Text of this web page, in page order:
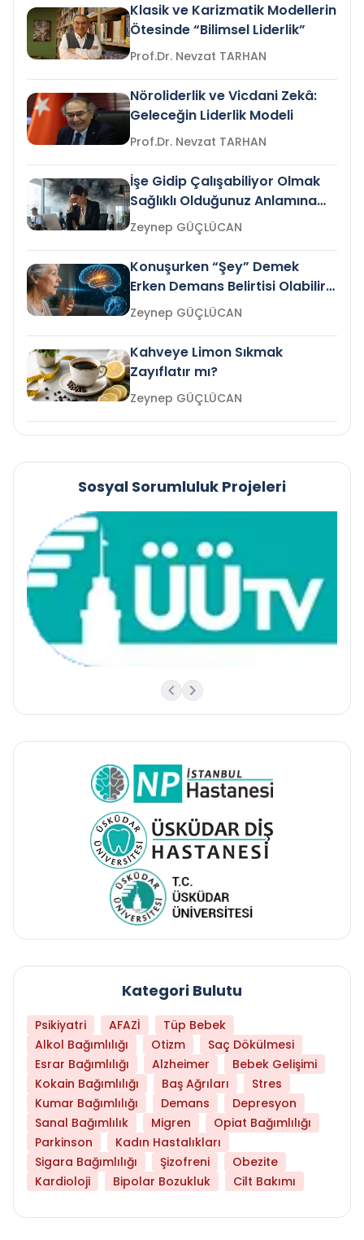
Klasik ve Karizmatik Modellerin
Ötesinde “Bilimsel Liderlik”
Prof.Dr. Nevzat TARHAN
Nöroliderlik ve Vicdani Zekâ:
Geleceğin Liderlik Modeli
Prof.Dr. Nevzat TARHAN
İşe Gidip Çalışabiliyor Olmak
Sağlıklı Olduğunuz Anlamına
Gelir mi?Zeynep GÜÇLÜCAN
Konuşurken “Şey” Demek
Erken Demans Belirtisi Olabilir
mi?
Zeynep GÜÇLÜCAN
Kahveye Limon Sıkmak
Zayıflatır mı?
Zeynep GÜÇLÜCAN
Sosyal Sorumluluk Projeleri
Kategori Bulutu
Psikiyatri AFAZİ
Tüp Bebek
Alkol Bağımlılığı
Otizm
Saç Dökülmesi
Esrar Bağımlılığı
Alzheimer
Bebek Gelişimi
Kokain Bağımlılığı
Baş Ağrıları
Stres
Kumar Bağımlılığı
Demans
Depresyon
Sanal Bağımlılık
Migren
Opiat Bağımlılığı
Parkinson
Kadın Hastalıkları
Sigara Bağımlılığı
Şizofreni
Obezite
Kardioloji
Bipolar Bozukluk Cilt Bakımı